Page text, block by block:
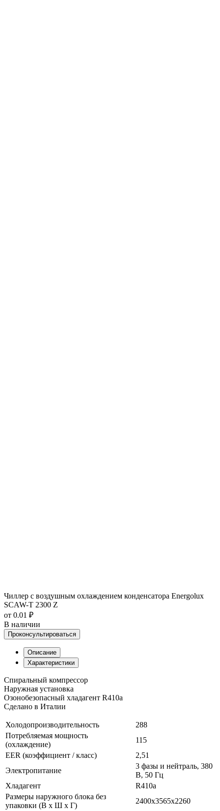
Чиллер с воздушным охлаждением конденсатора Energolux
SCAW-T 2300 Z
от 0.01 ₽
В наличии
Проконсультироваться
Описание
Характеристики
Спиральный компрессор
Наружная установка
Озонобезопасный хладагент R410a
Сделано в Италии
Холодопроизводительность
288
Потребляемая мощность
(охлаждение)
115
EER (коэффициент / класс)
2,51
Электропитание
3 фазы и нейтраль, 380
В, 50 Гц
Хладагент
R410a
Размеры наружного блока без
упаковки (В х Ш х Г)
2400x3565x2260